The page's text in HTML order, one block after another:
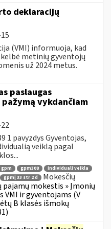
deklaracijų
(VMI) informuoja, kad
metinių gyventojų
už 2024 metus.
paslaugas
vykdančiam
1 pavyzdys Gyventojas,
veiklą pagal
gpm gpm308
individuali veikla
gpmį 33 str 2 d
Mokesčių
pajamų mokestis » Įmonių
VMI ir gyventojams (V
B klasės išmokų